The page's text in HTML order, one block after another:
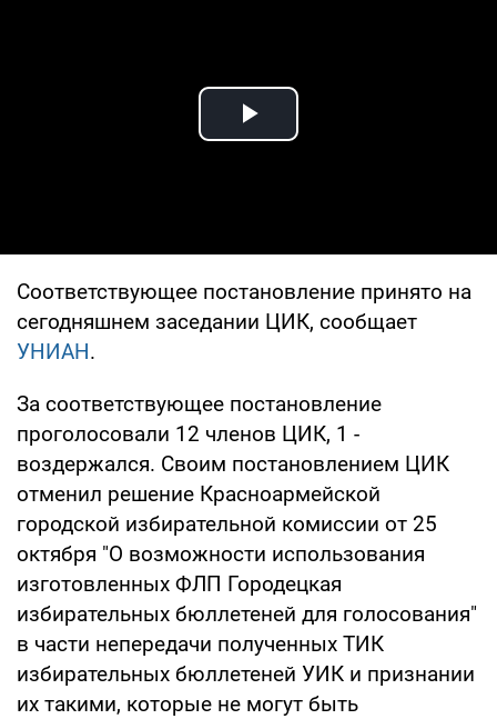
Play Video
Соответствующее постановление принято на
сегодняшнем заседании ЦИК, сообщает
УНИАН.
За соответствующее постановление
проголосовали 12 членов ЦИК, 1 -
воздержался. Своим постановлением ЦИК
отменил решение Красноармейской
городской избирательной комиссии от 25
октября "О возможности использования
изготовленных ФЛП Городецкая
избирательных бюллетеней для голосования"
в части непередачи полученных ТИК
избирательных бюллетеней УИК и признании
их такими, которые не могут быть